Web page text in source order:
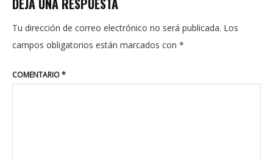
DEJA UNA RESPUESTA
Tu dirección de correo electrónico no será publicada. Los
campos obligatorios están marcados con *
COMENTARIO*